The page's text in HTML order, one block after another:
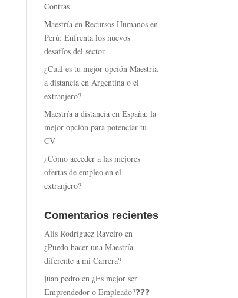
Contras
Maestría en Recursos Humanos en
Perú: Enfrenta los nuevos
desafíos del sector
¿Cuál es tu mejor opción Maestría
a distancia en Argentina o el
extranjero?
Maestría a distancia en España: la
mejor opción para potenciar tu
CV
¿Cómo acceder a las mejores
ofertas de empleo en el
extranjero?
Comentarios recientes
Alis Rodríguez Raveiro en
¿Puedo hacer una Maestría
diferente a mi Carrera?
juan pedro en¿Es mejor ser
Emprendedor o Empleado?❓❓❓